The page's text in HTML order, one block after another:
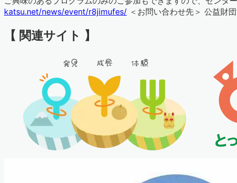
katsu.net/news/event/r8jimufes/ ＜お問い合わせ先＞ 公益
【 関連サイト 】